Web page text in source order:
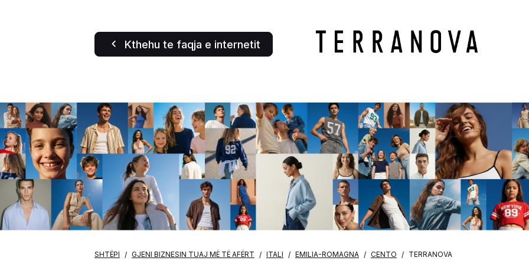
Kthehu te faqja e internetit
SHTËPI GJENI BIZNESIN TUAJ MË TË AFËRT ITALI EMILIA-ROMAGNA CENTO TERRANOVA